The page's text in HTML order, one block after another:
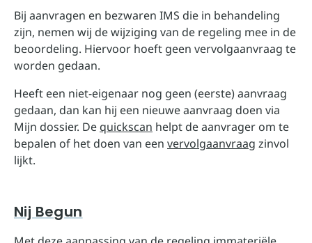
Bij aanvragen en bezwaren IMS die in behandeling
zijn, nemen wij de wijziging van de regeling mee in de
beoordeling. Hiervoor hoeft geen vervolgaanvraag te
worden gedaan.
Heeft een niet-eigenaar nog geen (eerste) aanvraag
gedaan, dan kan hij een nieuwe aanvraag doen via
Mijn dossier. De quickscan helpt de aanvrager om te
bepalen of het doen van een vervolgaanvraag zinvol
lijkt.
Nij Begun